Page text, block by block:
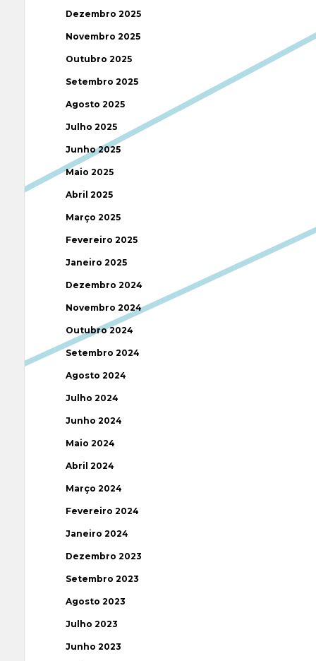
Dezembro 2025
Novembro 2025
Outubro 2025
Setembro 2025
Agosto 2025
Julho 2025
Junho 2025
Maio 2025
Abril 2025
Março 2025
Fevereiro 2025
Janeiro 2025
Dezembro 2024
Novembro 2024
Outubro 2024
Setembro 2024
Agosto 2024
Julho 2024
Junho 2024
Maio 2024
Abril 2024
Março 2024
Fevereiro 2024
Janeiro 2024
Dezembro 2023
Setembro 2023
Agosto 2023
Julho 2023
Junho 2023